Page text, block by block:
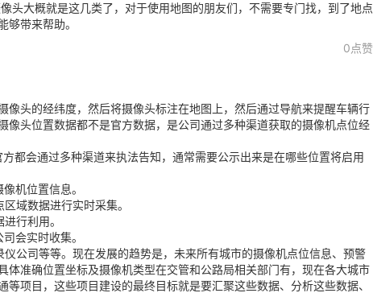
头大概就是这几类了，对于使用地图的朋友们，不需要专门找，到了地点
带来帮助。
0点赞
像头的经纬度，然后将摄像头标注在地图上，然后通过导航来提醒车辆行
像头位置数据都不是官方数据，是公司通过多种渠道获取的摄像机点位经
都会通过多种渠道来执法告知，通常需要公示出来是在哪些位置将启用
机位置信息。
域数据进行实时采集。
行利用。
会实时收集。
公司等等。现在发展的趋势是，未来所有城市的摄像机点位信息、预警
体准确位置坐标及摄像机类型在交管和公路局相关部门有，现在各大城市
项目，这些项目建设的最终目标就是要汇聚这些数据、分析这些数据、